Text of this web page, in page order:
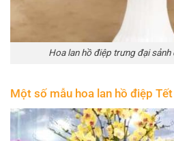
Hoa lan hồ điệp trưng đại sảnh
Một số mẫu hoa lan hồ điệp